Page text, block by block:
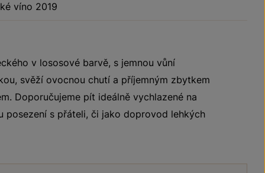
víno 2019
v lososové barvě, s jemnou vůní
svěží ovocnou chutí a příjemným zbytkem
Doporučujeme pít ideálně vychlazené na
posezení s přáteli, či jako doprovod lehkých